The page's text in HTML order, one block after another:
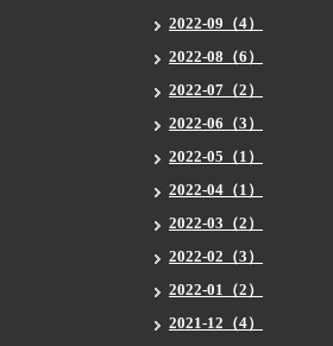
2022-09（4）
2022-08（6）
2022-07（2）
2022-06（3）
2022-05（1）
2022-04（1）
2022-03（2）
2022-02（3）
2022-01（2）
2021-12（4）